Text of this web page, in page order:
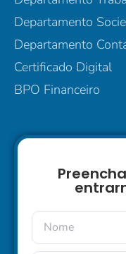
Departamento
Departamento
Certificado Digital
BPO Financeiro